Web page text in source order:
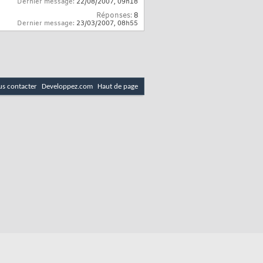
Dernier message: 22/08/2007, 09h18
Réponses:8
Dernier message: 23/03/2007, 08h55
contacter Developpez.com Haut de page